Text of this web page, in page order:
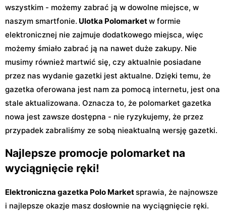
wszystkim - możemy zabrać ją w dowolne miejsce, w
naszym smartfonie. Ulotka Polomarketw formie
elektronicznej nie zajmuje dodatkowego miejsca, więc
możemy śmiało zabrać ją na nawet duże zakupy. Nie
musimy również martwić się, czy aktualnie posiadane
przez nas wydanie gazetki jest aktualne. Dzięki temu, że
gazetka oferowana jest nam za pomocą internetu, jest ona
stale aktualizowana. Oznacza to, że polomarket gazetka
nowa jest zawsze dostępna - nie ryzykujemy, że przez
przypadek zabraliśmy ze sobą nieaktualną wersję gazetki.
Najlepsze promocje polomarket na
wyciągnięcie ręki!
Elektroniczna gazetka Polo Market sprawia, że najnowsze
i najlepsze okazje masz dosłownie na wyciągnięcie ręki.